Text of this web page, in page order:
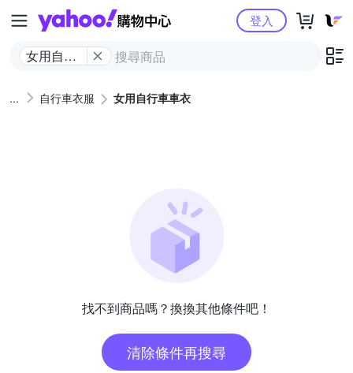
Yahoo購物中心
女用自行
登入
自行車衣服 女用自行車車衣
找不到商品嗎？換換其他條件吧！
清除條件再搜尋